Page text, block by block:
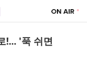
!... '푹 쉬면